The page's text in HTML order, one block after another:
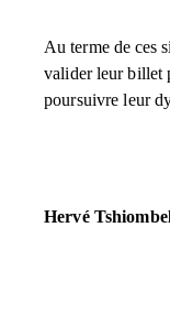
Au terme de ces
valider leur billet
poursuivre leur
Hervé